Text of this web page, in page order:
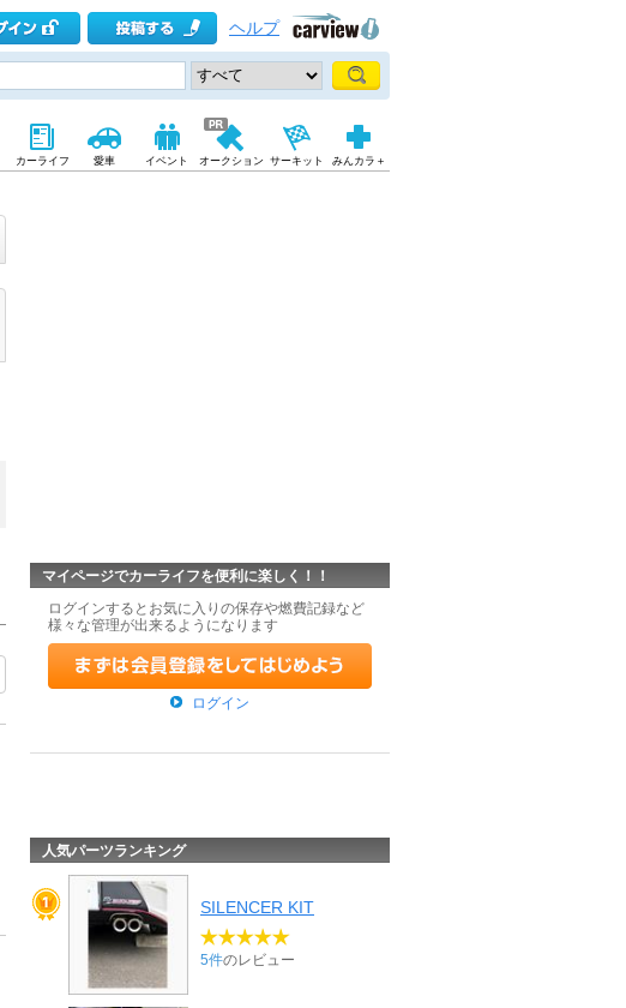
ヘルプ
カーライフ 愛車 イベント オークション サーキット みんカラ＋
マイページでカーライフを便利に楽しく！！
ログインするとお気に入りの保存や燃費記録など
様々な管理が出来るようになります
ログイン
人気パーツランキング
SILENCER KIT
5件のレビュー